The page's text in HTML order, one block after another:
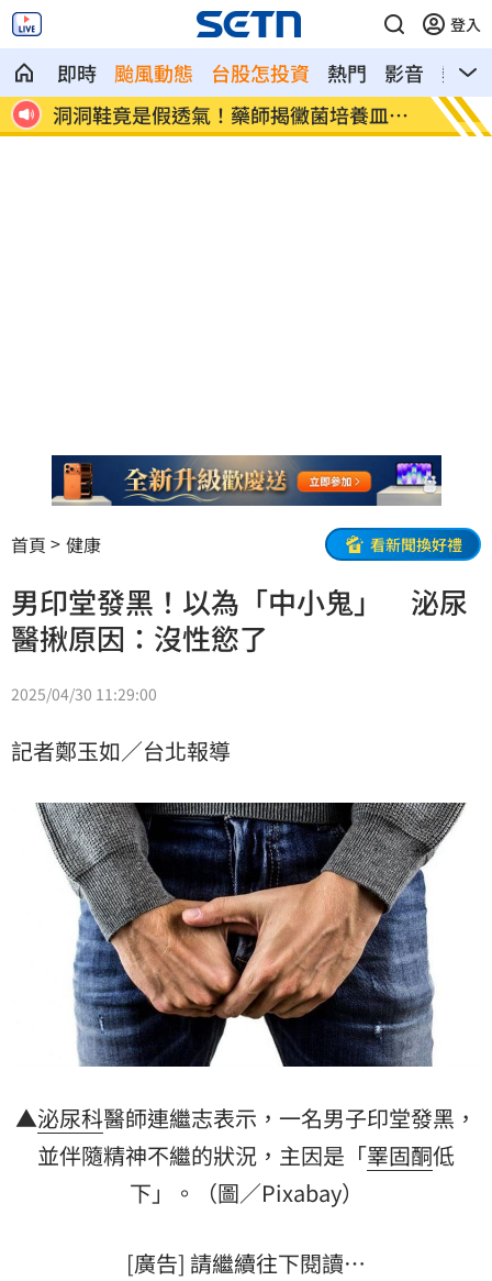
登入
即時 颱風動態 台股怎投資 熱門 影音
熱搜
藥師揭黴菌培養皿真
遭蔡阿嘎開撕消失！蘿拉轉行
文
首頁 健康 看新聞換好禮
男印堂發黑！以為「中小鬼」 泌尿
醫揪原因：沒性慾了
2025/04/30 11:29:00
記者鄭玉如／台北報導
▲泌尿科醫師連繼志表示，一名男子印堂發黑，
並伴隨精神不繼的狀況，主因是「睪固酮低
下」。（圖／Pixabay）
[廣告] 請繼續往下閱讀…